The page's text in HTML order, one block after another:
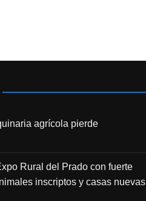
agrícola pierde
Rural del Prado con fuerte
inscriptos y casas nuevas